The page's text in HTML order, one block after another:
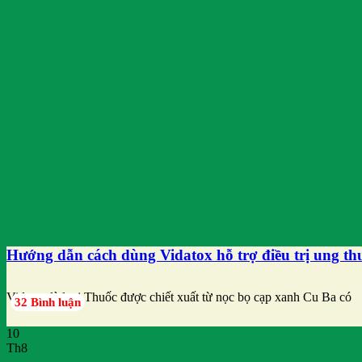
Hướng dẫn cách dùng Vidatox hỗ trợ điều trị ung
Vidatox là loại Thuốc được chiết xuất từ nọc bọ cạp xanh Cu Ba có
32 Bình luận
10
Th8